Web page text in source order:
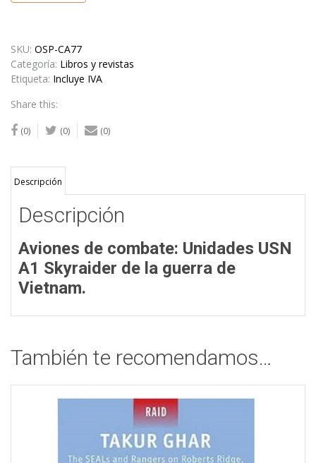
SKU: OSP-CA77
Categoría: Libros y revistas
Etiqueta: Incluye IVA
Share this:
(0) (0) (0)
Descripción
Descripción
Aviones de combate: Unidades USN
A1 Skyraider de la guerra de
Vietnam.
También te recomendamos…